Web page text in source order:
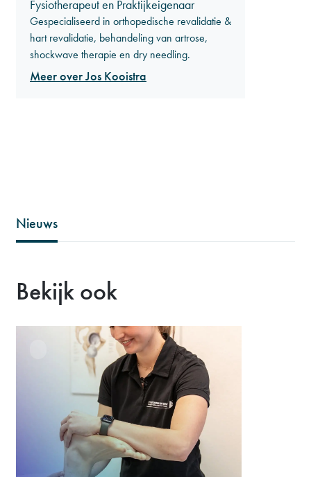
Fysiotherapeut en Praktijkeigenaar
Gespecialiseerd in orthopedische revalidatie &
hart revalidatie, behandeling van artrose,
shockwave therapie en dry needling.
Meer over Jos Kooistra
Nieuws
Bekijk ook